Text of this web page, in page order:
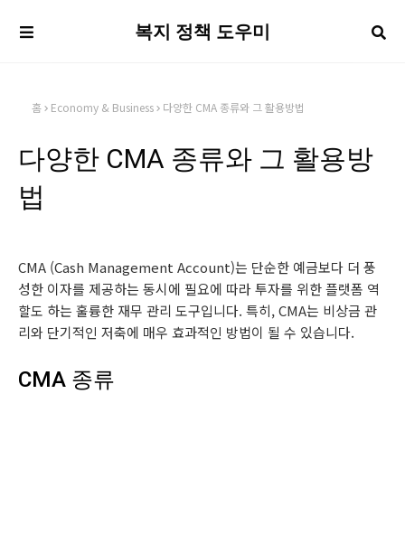
복지 정책 도우미
홈 Economy & Business 다양한 CMA 종류와 그 활용방법
다양한 CMA 종류와 그 활용방
법
CMA (Cash Management Account)는 단순한 예금보다 더 풍
성한 이자를 제공하는 동시에 필요에 따라 투자를 위한 플랫폼 역
할도 하는 훌륭한 재무 관리 도구입니다. 특히, CMA는 비상금 관
리와 단기적인 저축에 매우 효과적인 방법이 될 수 있습니다.
CMA 종류